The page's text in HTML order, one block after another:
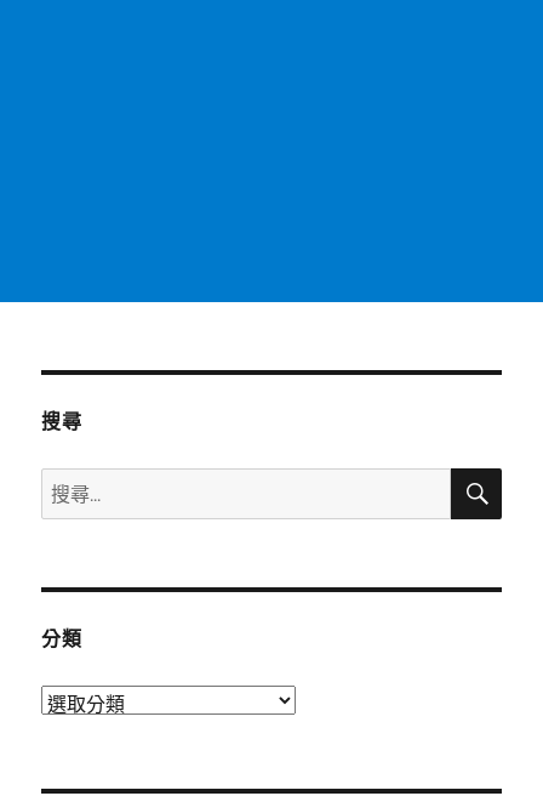
搜尋
搜
尋
鍵
搜
分類
分